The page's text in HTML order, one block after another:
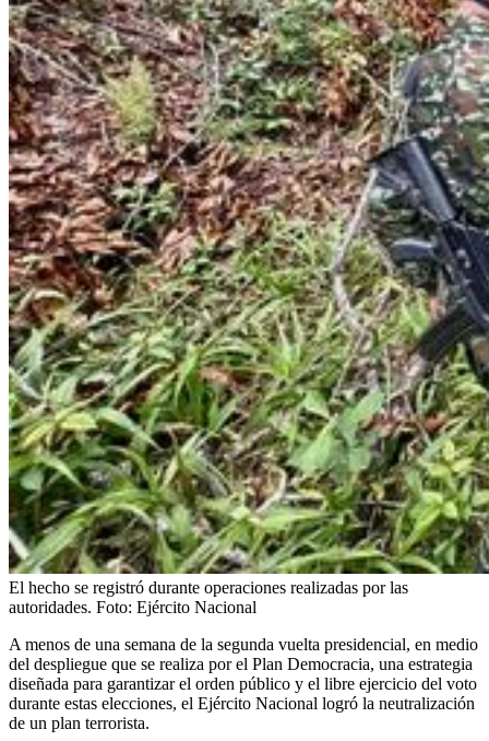
El hecho se registró durante operaciones realizadas por las
autoridades. Foto: Ejército Nacional
A menos de una semana de la segunda vuelta presidencial, en medio
del despliegue que se realiza por el Plan Democracia, una estrategia
diseñada para garantizar el orden público y el libre ejercicio del voto
durante estas elecciones, el Ejército Nacional logró la neutralización
de un plan terrorista.